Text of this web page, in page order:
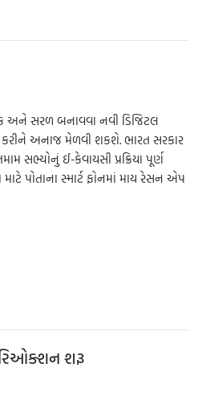
અને સરળ બનાવવા નવી ડિજિટલ
કરીને અનાજ મેળવી શકશે. ભારત સરકાર
સભ્યોનું ઈ-કેવાયસી પ્રક્રિયા પૂર્ણ
પોતાના સ્માર્ટ ફોનમાં માય રેસન એપ
શરૂ